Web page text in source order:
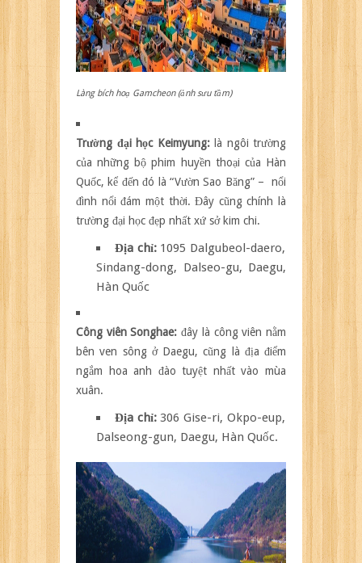
Làng bích hoạ Gamcheon (ảnh sưu tầm)
Trường đại học Keimyung: là ngôi trường
của những bộ phim huyền thoại của Hàn
Quốc, kể đến đó là “Vườn Sao Băng” – nổi
đình nổi đám một thời. Đây cũng chính là
trường đại học đẹp nhất xứ sở kim chi.
Địa chỉ: 1095 Dalgubeol-daero,
Sindang-dong, Dalseo-gu, Daegu,
Hàn Quốc
Công viên Songhae: đây là công viên nằm
bên ven sông ở Daegu, cũng là địa điểm
ngắm hoa anh đào tuyệt nhất vào mùa
xuân.
Địa chỉ: 306 Gise-ri, Okpo-eup,
Dalseong-gun, Daegu, Hàn Quốc.